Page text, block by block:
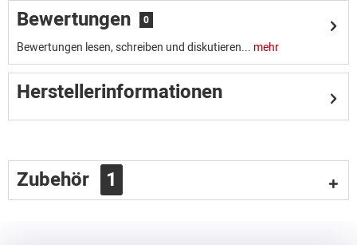
Bewertungen 0
Bewertungen lesen, schreiben und diskutieren... mehr
Herstellerinformationen
Zubehör 1